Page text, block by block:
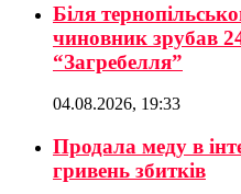
Біля
чиновник зрубав
“Загребелля”
04.08.2026, 19:33
Продала меду в
гривень збитків